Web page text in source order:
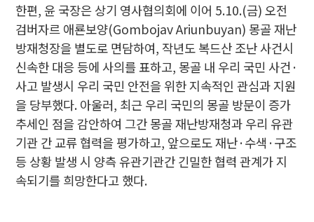
한편, 윤 국장은 상기 영사협의회에 이어 5.10.(금) 오전
검버자르 애룐보양(Gombojav Ariunbuyan) 몽골 재난
방재청장을 별도로 면담하여, 작년도 복드산 조난 사건시
신속한 대응 등에 사의를 표하고, 몽골 내 우리 국민 사건·
사고 발생시 우리 국민 안전을 위한 지속적인 관심과 지원
을 당부했다. 아울러, 최근 우리 국민의 몽골 방문이 증가
추세인 점을 감안하여 그간 몽골 재난방재청과 우리 유관
기관 간 교류 협력을 평가하고, 앞으로도 재난·수색·구조
등 상황 발생 시 양측 유관기관간 긴밀한 협력 관계가 지
속되기를 희망한다고 했다.